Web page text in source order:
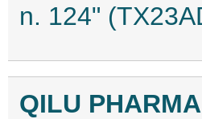
n. 124"
QILU